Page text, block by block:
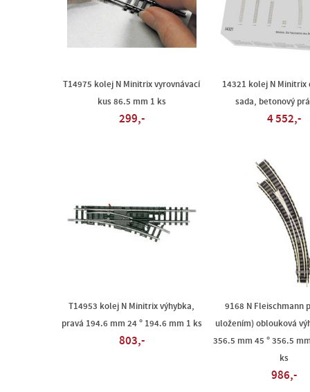
T14975 kolej N Minitrix vyrovnávací
kus 86.5 mm 1 ks
299,-
14321 kolej N Minitrix
sada, betonový
4 552,-
T14953 kolej N Minitrix výhybka,
pravá 194.6 mm 24 ° 194.6 mm 1 ks
803,-
9168 N Fleischmann
uložením) oblouková
356.5 mm 45 ° 356.5
ks
986,-